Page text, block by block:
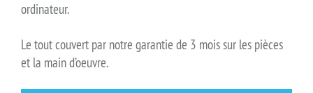
ordinateur.
Le tout couvert par notre garantie de 3 mois sur les pièces
et la main d’oeuvre.